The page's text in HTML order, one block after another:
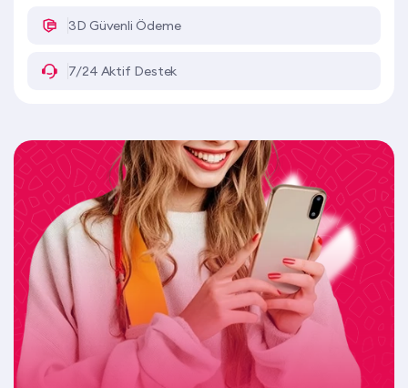
3D Güvenli Ödeme
7/24 Aktif Destek